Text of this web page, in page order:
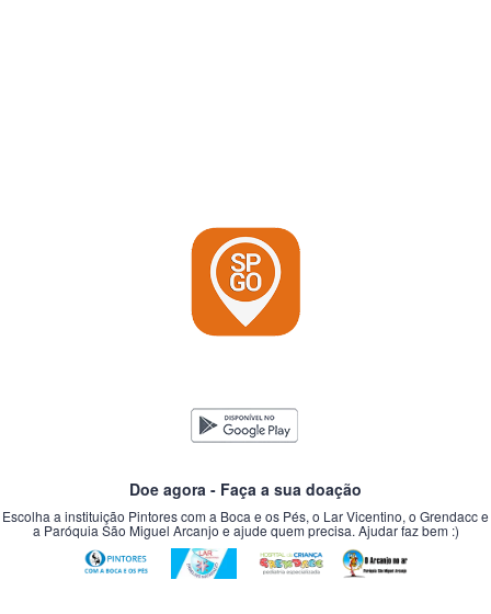
Doe agora - Faça a sua doação
Escolha a instituição Pintores com a Boca e os Pés, o Lar Vicentino, o Grendacc e
a Paróquia São Miguel Arcanjo e ajude quem precisa. Ajudar faz bem :)